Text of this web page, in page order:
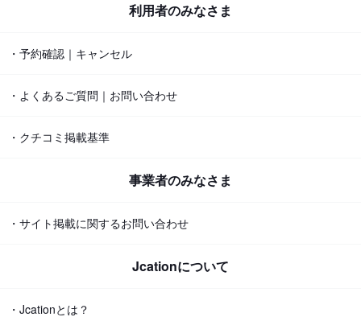
利用者のみなさま
・予約確認｜キャンセル
・よくあるご質問｜お問い合わせ
・クチコミ掲載基準
事業者のみなさま
・サイト掲載に関するお問い合わせ
Jcationについて
・Jcationとは？